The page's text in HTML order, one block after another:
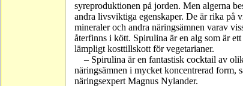
syreproduktionen på jorden. Men algerna
andra livsviktiga egenskaper. De är rika på
mineraler och andra näringsämnen varav
återfinns i kött. Spirulina är en alg som är
lämpligt kosttillskott för vegetarianer.
– Spirulina är en fantastisk cocktail av
näringsämnen i mycket koncentrerad form,
näringsexpert Magnus Nylander.